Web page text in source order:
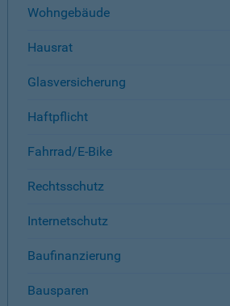
Wohngebäude
Hausrat
Glasversicherung
Haftpflicht
Fahrrad/E-Bike
Rechtsschutz
Internetschutz
Baufinanzierung
Bausparen